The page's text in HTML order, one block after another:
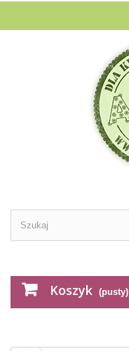
Koszyk (pusty)